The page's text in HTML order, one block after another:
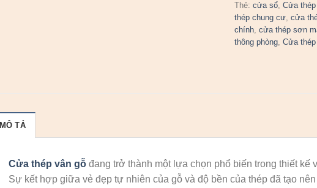
Thẻ:cửa sổ,Cửa
thép chung cư,cửa
chính,cửa thép sơn
thông phòng,Cửa
MÔ TẢ
Cửa thép vân gỗđang trở thành một lựa chọn phổ biến trong thiết kế
Sự kết hợp giữa vẻ đẹp tự nhiên của gỗ và độ bền của thép đã tạo